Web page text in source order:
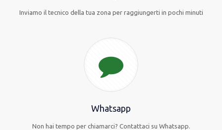
Inviamo il tecnico della tua zona per raggiungerti in pochi minuti
Whatsapp
Non hai tempo per chiamarci? Contattaci su Whatsapp.